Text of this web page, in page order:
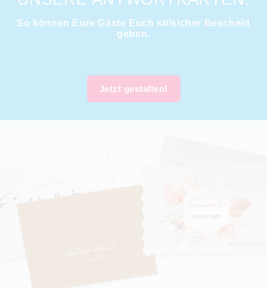
So können Eure Gäste Euch stilsicher Bescheid
geben.
Jetzt gestalten!